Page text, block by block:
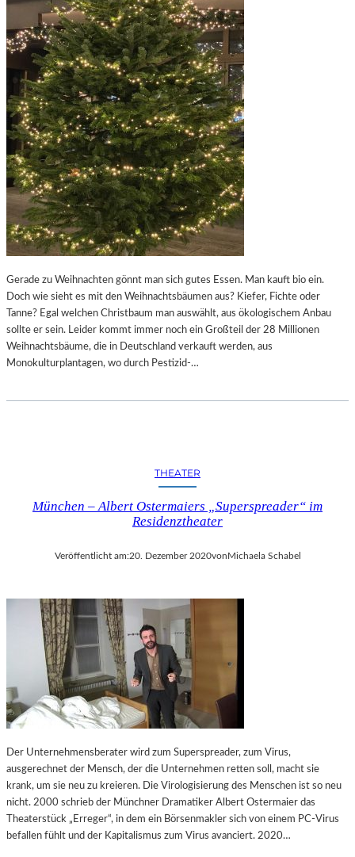
Gerade zu Weihnachten gönnt man sich gutes Essen. Man kauft bio ein.
Doch wie sieht es mit den Weihnachtsbäumen aus? Kiefer, Fichte oder
Tanne? Egal welchen Christbaum man auswählt, aus ökologischem Anbau
sollte er sein. Leider kommt immer noch ein Großteil der 28 Millionen
Weihnachtsbäume, die in Deutschland verkauft werden, aus
Monokulturplantagen, wo durch Pestizid-…
THEATER
München – Albert Ostermaiers „Superspreader“ im
Residenztheater
Veröffentlicht am:20. Dezember 2020vonMichaela Schabel
Der Unternehmensberater wird zum Superspreader, zum Virus,
ausgerechnet der Mensch, der die Unternehmen retten soll, macht sie
krank, um sie neu zu kreieren. Die Virologisierung des Menschen ist so neu
nicht. 2000 schrieb der Münchner Dramatiker Albert Ostermaier das
Theaterstück „Erreger“, in dem ein Börsenmakler sich von einem PC-Virus
befallen fühlt und der Kapitalismus zum Virus avanciert. 2020…